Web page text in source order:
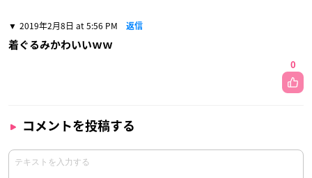
2019年2月8日 at 5:56 PM 返信
着ぐるみかわいいｗｗ
0
コメントを投稿する